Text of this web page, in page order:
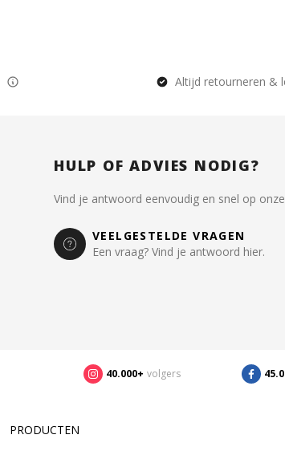
Altijd retourneren &
HULP OF ADVIES NODIG?
Vind je antwoord eenvoudig en snel op onze
VEELGESTELDE VRAGEN
Een vraag? Vind je antwoord hier.
40.000+ volgers
PRODUCTEN